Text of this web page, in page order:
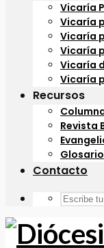
Vicaría
Vicaría
Vicaría
Vicaría
Vicaría
Vicaría
Recursos
Revista
Glosario
Contacto